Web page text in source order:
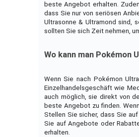
beste Angebot erhalten.
dass Sie nur von seriösen
Ultrasonne & Ultramond sind,
sollten Sie sich Zeit nehmen,
Wo kann man Pokémon
Wenn Sie nach Pokémon
Einzelhandelsgeschäft wie
auch möglich, sie direkt von
beste Angebot zu finden.
Stellen Sie sicher, dass Sie
Sie auf Angebote oder
erhalten.